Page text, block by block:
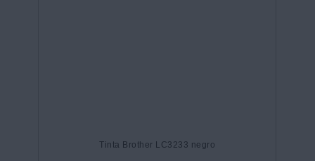
Tinta Brother LC3233 negro